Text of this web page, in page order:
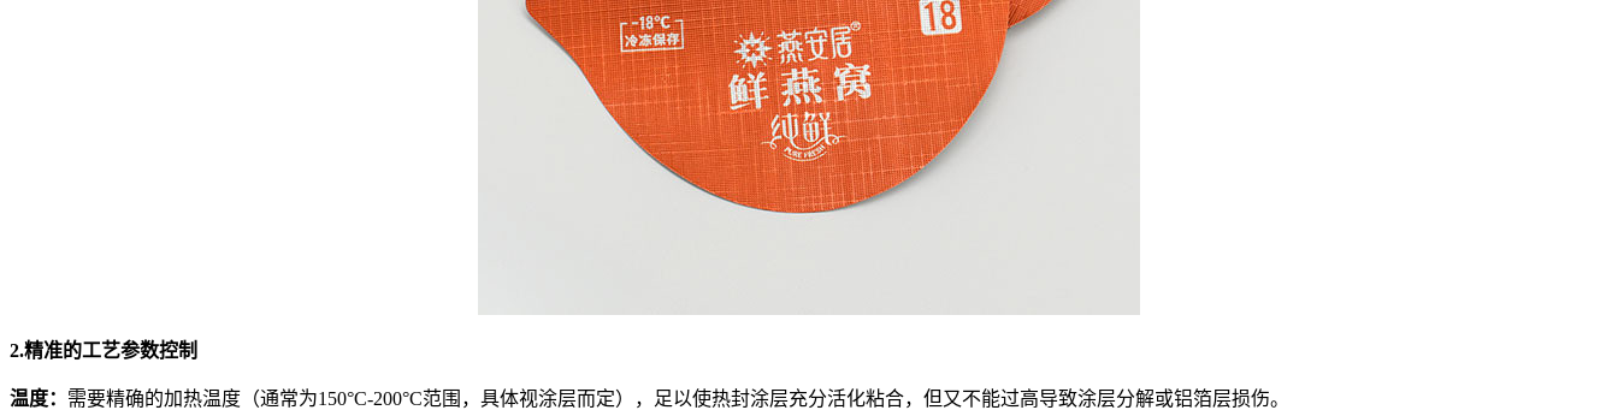
2.精准的工艺参数控制
温度： 需要精确的加热温度（通常为150°C-200°C范围，具体视涂层而定），足以使热封涂层充分活化粘合，但又不能过高导致涂层分解或铝箔层损伤。